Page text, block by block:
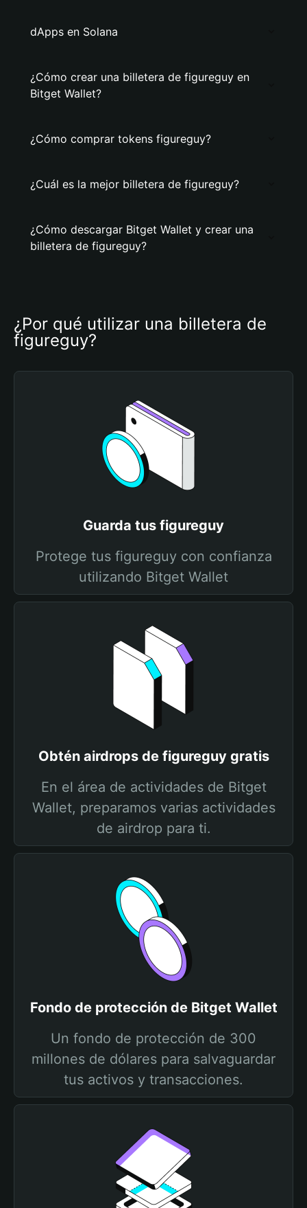
dApps en Solana
¿Cómo crear una billetera de figureguy en
Bitget Wallet?
¿Cómo comprar tokens figureguy?
¿Cuál es la mejor billetera de figureguy?
¿Cómo descargar Bitget Wallet y crear una
billetera de figureguy?
¿Por qué utilizar una billetera de
figureguy?
Guarda tus figureguy
Protege tus figureguy con confianza
utilizando Bitget Wallet
Obtén airdrops de figureguy gratis
En el área de actividades de Bitget
Wallet, preparamos varias actividades
de airdrop para ti.
Fondo de protección de Bitget Wallet
Un fondo de protección de 300
millones de dólares para salvaguardar
tus activos y transacciones.